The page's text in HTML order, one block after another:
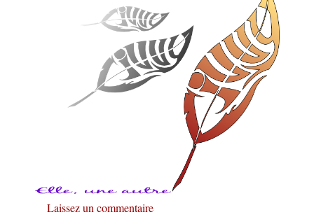
Laissez un commentaire